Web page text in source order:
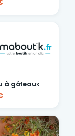
à gâteaux